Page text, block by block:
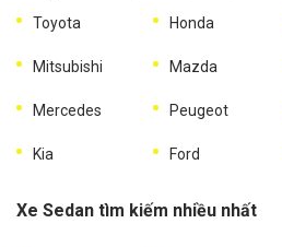
Toyota Honda
Mitsubishi Mazda
Mercedes Peugeot
Kia Ford
Xe Sedan tìm kiếm nhiều nhất